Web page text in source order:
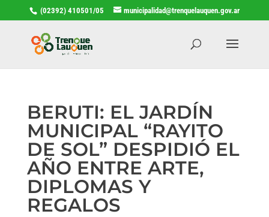
(02392) 410501/05 municipalidad@trenquelauquen.gov.ar
BERUTI: EL JARDÍN
MUNICIPAL “RAYITO
DE SOL” DESPIDIÓ EL
AÑO ENTRE ARTE,
DIPLOMAS Y
REGALOS